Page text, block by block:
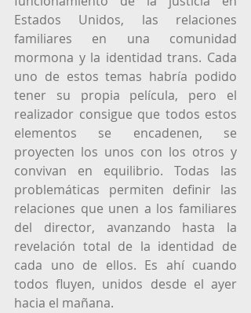
Estados Unidos, las relaciones
familiares en una comunidad
mormona y la identidad trans. Cada
uno de estos temas habría podido
tener su propia película, pero el
realizador consigue que todos estos
elementos se encadenen, se
proyecten los unos con los otros y
convivan en equilibrio. Todas las
problemáticas permiten definir las
relaciones que unen a los familiares
del director, avanzando hasta la
revelación total de la identidad de
cada uno de ellos. Es ahí cuando
todos fluyen, unidos desde el ayer
hacia el mañana.